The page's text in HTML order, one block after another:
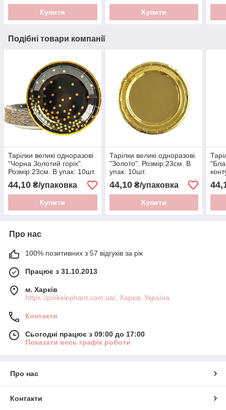
Купити Купити
Подібні товари компанії
Тарілки великі одноразові
"Чорна Золотий горiх".
Розмір:23см. В упак: 10шт.
44,10 ₴/упаковка
Купити
Тарілки великі одноразові
"Золото". Розмір:23см. В
упак: 10шт.
44,10₴/упаковка
Купити
Про нас
100% позитивних з 57 відгуків за рік
Працює з 31.10.2013
м. Харків
https://pinkelephant.com.ua/, Харків, Україна
Контакти
Сьогодні працює з 09:00 до 17:00
Показати весь графік роботи
Про нас
Контакти